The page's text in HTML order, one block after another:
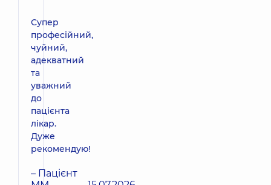
Супер
професійний,
чуйний,
адекватний
та
уважний
до
пацієнта
лікар.
Дуже
рекомендую!
– Пацієнт